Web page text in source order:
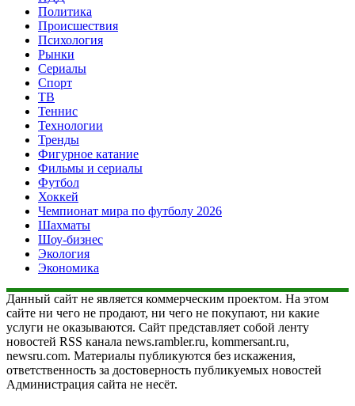
Политика
Происшествия
Психология
Рынки
Сериалы
Спорт
ТВ
Теннис
Технологии
Тренды
Фигурное катание
Фильмы и сериалы
Футбол
Хоккей
Чемпионат мира по футболу 2026
Шахматы
Шоу-бизнес
Экология
Экономика
Данный сайт не является коммерческим проектом. На этом
сайте ни чего не продают, ни чего не покупают, ни какие
услуги не оказываются. Сайт представляет собой ленту
новостей RSS канала news.rambler.ru, kommersant.ru,
newsru.com. Материалы публикуются без искажения,
ответственность за достоверность публикуемых новостей
Администрация сайта не несёт.